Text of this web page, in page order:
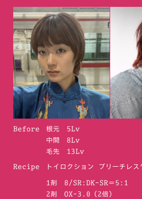
Before
根元 5Lv
中間 8Lv
毛先 13Lv
Recipe トイロクション ブリーチレス
1剤 8/SR:DK-SR＝5:1
2剤 OX-3.0（2倍）